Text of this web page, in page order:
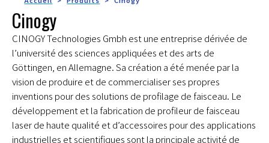
Cinogy
CINOGY Technologies Gmbh est une entreprise dérivée de
l’université des sciences appliquées et des arts de
Göttingen, en Allemagne. Sa création a été menée par la
vision de produire et de commercialiser ses propres
inventions pour des solutions de profilage de faisceau. Le
développement et la fabrication de profileur de faisceau
laser de haute qualité et d’accessoires pour des applications
industrielles et scientifiques sont la principale activité de